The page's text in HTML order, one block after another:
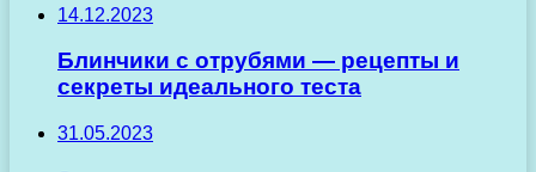
14.12.2023
Блинчики с отрубями — рецепты и
секреты идеального теста
31.05.2023